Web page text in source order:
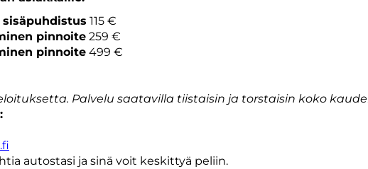
sisäpuhdistus 115 €
pinnoite 259 €
pinnoite 499 €
Palvelu saatavilla tiistaisin ja torstaisin koko
autostasi ja sinä voit keskittyä peliin.